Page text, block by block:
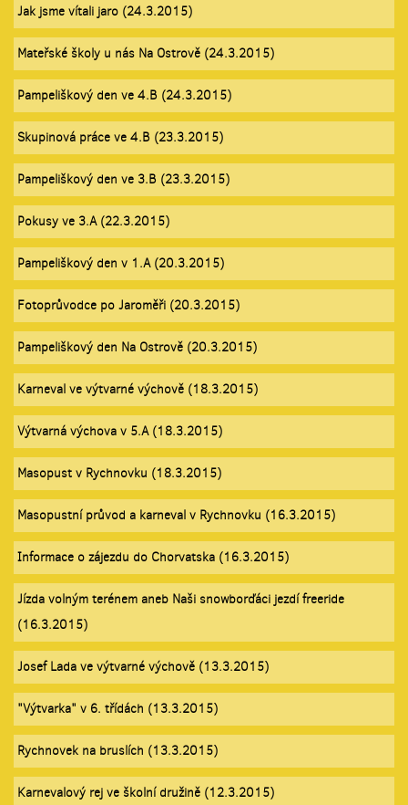
Jak jsme vítali jaro (24.3.2015)
Mateřské školy u nás Na Ostrově (24.3.2015)
Pampeliškový den ve 4.B (24.3.2015)
Skupinová práce ve 4.B (23.3.2015)
Pampeliškový den ve 3.B (23.3.2015)
Pokusy ve 3.A (22.3.2015)
Pampeliškový den v 1.A (20.3.2015)
Fotoprůvodce po Jaroměři (20.3.2015)
Pampeliškový den Na Ostrově (20.3.2015)
Karneval ve výtvarné výchově (18.3.2015)
Výtvarná výchova v 5.A (18.3.2015)
Masopust v Rychnovku (18.3.2015)
Masopustní průvod a karneval v Rychnovku (16.3.2015)
Informace o zájezdu do Chorvatska (16.3.2015)
Jízda volným terénem aneb Naši snowborďáci jezdí freeride
(16.3.2015)
Josef Lada ve výtvarné výchově (13.3.2015)
"Výtvarka" v 6. třídách (13.3.2015)
Rychnovek na bruslích (13.3.2015)
Karnevalový rej ve školní družině (12.3.2015)